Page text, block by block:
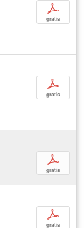
p
gratis
p
gratis
p
gratis
p
gratis